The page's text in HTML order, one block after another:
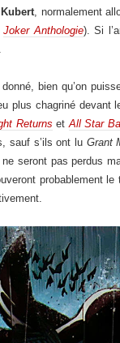
, normalement
Joker Anthologie). Si
bien qu’on
plus chagriné
Returns et All Star
sauf s’ils ont lu Grant
seront pas perdus
probablement